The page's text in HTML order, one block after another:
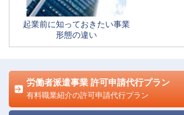
起業前に知っておきたい事業
形態の違い
労働者派遣事業 許可申請代行プラン
有料職業紹介の許可申請代行プラン